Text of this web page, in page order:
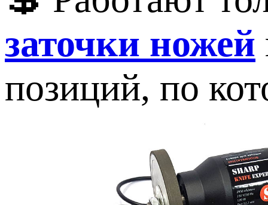
заточки ножей
позиций, по